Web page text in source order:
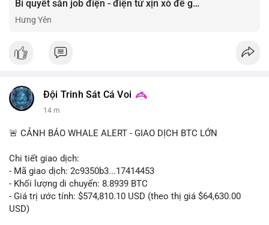
Bí quyết săn job điện - điện tử xịn xò để gia tăng thu nhập ⚡
Hưng Yên
Đội Trinh Sát Cá Voi
14 m
🚨 CẢNH BÁO WHALE ALERT - GIAO DỊCH BTC LỚN
Chi tiết giao dịch:
- Mã giao dịch: 2c9350b3...17414453
- Khối lượng di chuyển: 8.8939 BTC
- Giá trị ước tính: $574,810.10 USD (theo thị giá $64,630.00
USD)